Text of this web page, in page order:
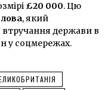
£20 000. Цю
, який
втручання держави в
у соцмережах.